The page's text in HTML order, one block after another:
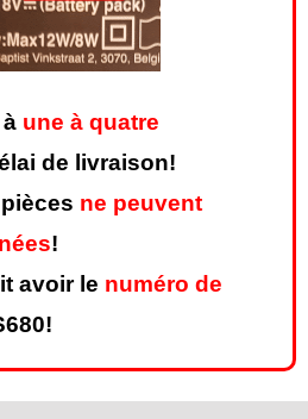
une à quatre
de livraison!
ne peuvent
!
avoir le numéro de